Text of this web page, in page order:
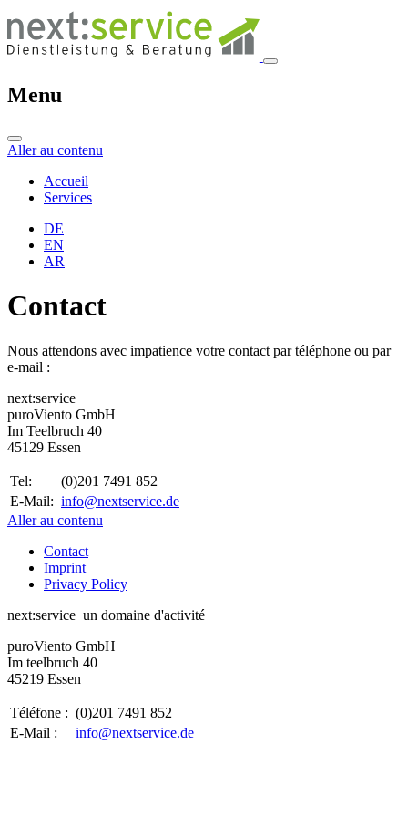
Menu
Aller au contenu
Accueil
Services
DE
EN
AR
Contact
Nous attendons avec impatience votre contact par téléphone ou par
e-mail :
next:service
puroViento GmbH
Im Teelbruch 40
45129 Essen
Tel:
(0)201 7491 852
E-Mail: info@nextservice.de
Aller au contenu
Contact
Imprint
Privacy Policy
next:service un domaine d'activité
puroViento GmbH
Im teelbruch 40
45219 Essen
Téléfone : (0)201 7491 852
E-Mail :
info@nextservice.de